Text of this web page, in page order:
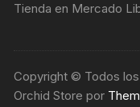
Tienda en Mercado
Copyright © Todos
Orchid Store por